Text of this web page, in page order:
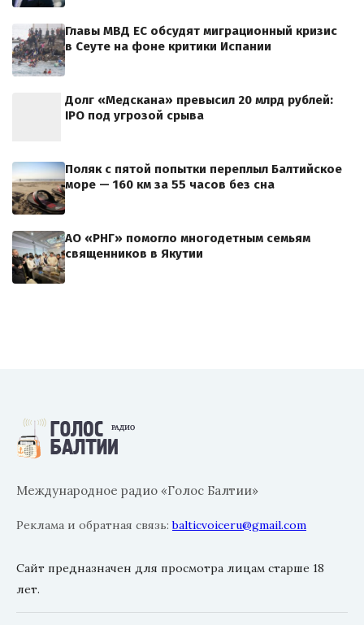
Главы МВД ЕС обсудят миграционный кризис
в Сеуте на фоне критики Испании
Долг «Медскана» превысил 20 млрд рублей:
IPO под угрозой срыва
Поляк с пятой попытки переплыл Балтийское
море — 160 км за 55 часов без сна
АО «РНГ» помогло многодетным семьям
священников в Якутии
Международное радио «Голос Балтии»
Реклама и обратная связь:balticvoiceru@gmail.com
Сайт предназначен для просмотра лицам старше 18
лет.